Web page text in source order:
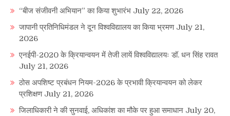
“बीज संजीवनी अभियान” का किया शुभारंभ July 22, 2026
जापानी प्रतिनिधिमंडल ने दून विश्वविद्यालय का किया भ्रमण July 21,
2026
एनईपी-2020 के क्रियान्वयन में तेजी लायें विश्वविद्यालयः डॉ. धन सिंह रावत
July 21, 2026
ठोस अपशिष्ट प्रबंधन नियम-2026 के प्रभावी क्रियान्वयन को लेकर
प्रशिक्षण July 21, 2026
जिलाधिकारी ने की सुनवाई, अधिकांश का मौके पर हुआ समाधान July 20,